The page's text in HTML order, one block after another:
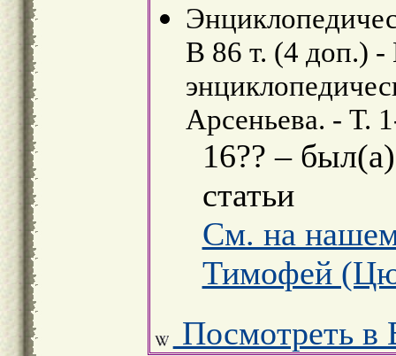
В 86 т. (4 доп.)
Арсеньева. - Т.
16?? –
статьи
См. на
Тимофей
Посмотреть в